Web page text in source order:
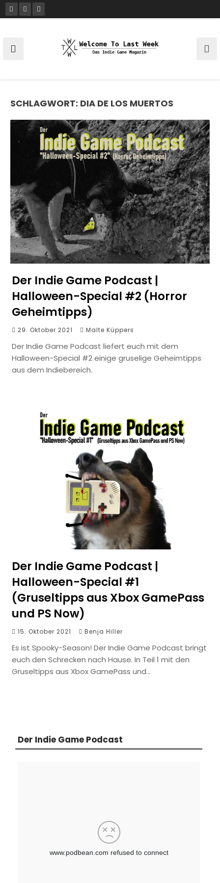
Skip
to
SCHLAGWORT: DIA DE LOS MUERTOS
Der Indie Game Podcast |
Halloween-Special #2 (Horror
Geheimtipps)
29. Oktober 2021 Malte Küppers
Der Indie Game Podcast liefert euch mit dem
Halloween-Special #2 einige gruselige Geheimtipps
aus dem Indiebereich.
Der Indie Game Podcast |
Halloween-Special #1
(Gruseltipps aus Xbox GamePass
und PS Now)
15. Oktober 2021 Benja Hiller
Es ist Spooky-Season! Der Indie Game Podcast bringt
euch den Schrecken nach Hause. In Teil 1 mit den
Gruseltipps aus Xbox GamePass und…
Der Indie Game Podcast